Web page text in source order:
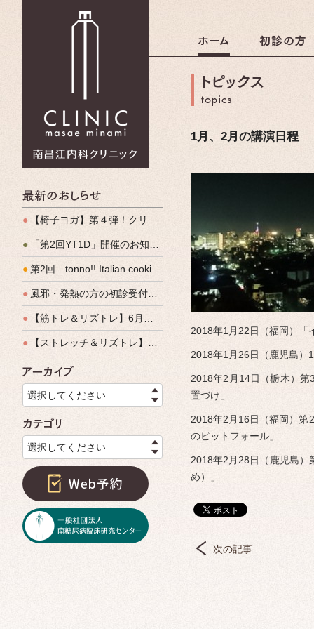
●
【椅子ヨガ】第４弾！クリパルヨガ教室のご案内
● 「第2回YT1D」開催のお知らせ
●第2回 tonno!! Italian cooking 開催しました
● 風邪・発熱の方の初診受付（発熱外来）、始めます
● 【筋トレ＆リズトレ】6月特別運動教室開催のご案内
● 【ストレッチ＆リズトレ】特別運動教室開催のご案内
アーカイブ
選択してください
カテゴリ
選択してください
1月、2月の講演日程
2018年1月22日（福岡）「
2018年1月26日（鹿児島）
2018年2月14日（栃木）
置づけ」
2018年2月16日（福岡）
のピットフォール」
2018年2月28日（鹿児島）
め）」
次の記事